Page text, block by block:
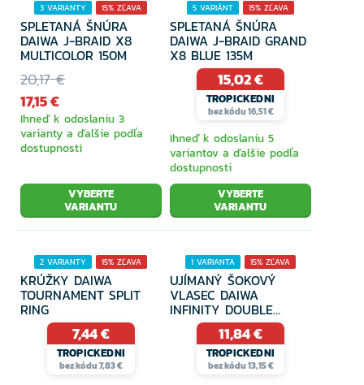
Gumové nástrahy
Nástrahy a náväzce na more
Záťaže pre prívlač
Háčiky pre prívlač
Sady nástrah a príslušenstvo
Háčiky
3 VARIANTY 15% ZĽAVA
SPLETANÁ ŠNÚRA
DAIWA J-BRAID X8
MULTICOLOR 150M
20,17 €
17,15 €
Ihneď k odoslaniu 3
varianty a ďalšie podľa
dostupnosti
VYBERTE
VARIANTU
5 VARIÁNT 15% ZĽAVA
SPLETANÁ ŠNÚRA
DAIWA J-BRAID GRAND
X8 BLUE 135M
15,02 €
TROPICKEDNI
bez kódu 16,51 €
Ihneď k odoslaniu 5
variantov a ďalšie podľa
dostupnosti
VYBERTE
VARIANTU
2 VARIANTY 15% ZĽAVA
KRÚŽKY DAIWA
TOURNAMENT SPLIT
RING
7,44 €
TROPICKEDNI
bez kódu 7,83 €
1 VARIANTA 15% ZĽAVA
UJÍMANÝ ŠOKOVÝ
VLASEC DAIWA
INFINITY DOUBLE
TAPERED MONO
11,84 €
TROPICKEDNI
bez kódu 13,15 €